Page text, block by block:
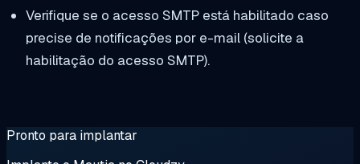
Verifique se o acesso SMTP está habilitado caso
precise de notificações por e-mail (solicite a
habilitação do acesso SMTP).
Pronto para implantar